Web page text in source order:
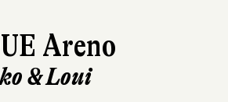
Areno
& Loui